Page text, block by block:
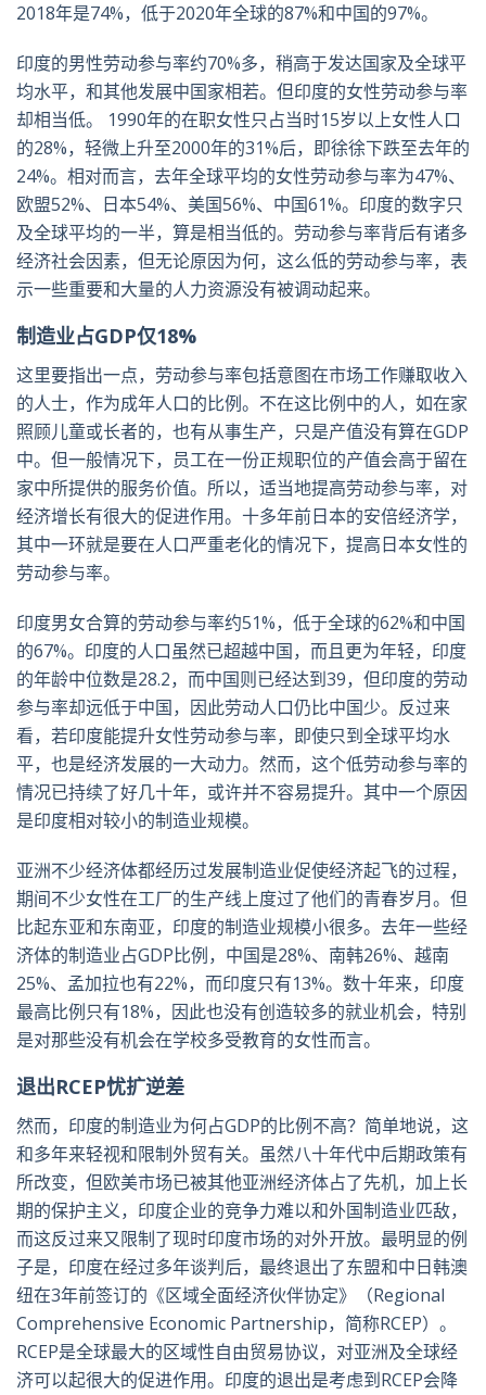
2018年是74%，低于2020年全球的87%和中国的97%。
印度的男性劳动参与率约70%多，稍高于发达国家及全球平
均水平，和其他发展中国家相若。但印度的女性劳动参与率
却相当低。 1990年的在职女性只占当时15岁以上女性人口
的28%，轻微上升至2000年的31%后，即徐徐下跌至去年的
24%。相对而言，去年全球平均的女性劳动参与率为47%、
欧盟52%、日本54%、美国56%、中国61%。印度的数字只
及全球平均的一半，算是相当低的。劳动参与率背后有诸多
经济社会因素，但无论原因为何，这么低的劳动参与率，表
示一些重要和大量的人力资源没有被调动起来。
制造业占GDP仅18%
这里要指出一点，劳动参与率包括意图在市场工作赚取收入
的人士，作为成年人口的比例。不在这比例中的人，如在家
照顾儿童或长者的，也有从事生产，只是产值没有算在GDP
中。但一般情况下，员工在一份正规职位的产值会高于留在
家中所提供的服务价值。所以，适当地提高劳动参与率，对
经济增长有很大的促进作用。十多年前日本的安倍经济学，
其中一环就是要在人口严重老化的情况下，提高日本女性的
劳动参与率。
印度男女合算的劳动参与率约51%，低于全球的62%和中国
的67%。印度的人口虽然已超越中国，而且更为年轻，印度
的年龄中位数是28.2，而中国则已经达到39，但印度的劳动
参与率却远低于中国，因此劳动人口仍比中国少。反过来
看，若印度能提升女性劳动参与率，即使只到全球平均水
平，也是经济发展的一大动力。然而，这个低劳动参与率的
情况已持续了好几十年，或许并不容易提升。其中一个原因
是印度相对较小的制造业规模。
亚洲不少经济体都经历过发展制造业促使经济起飞的过程，
期间不少女性在工厂的生产线上度过了他们的青春岁月。但
比起东亚和东南亚，印度的制造业规模小很多。去年一些经
济体的制造业占GDP比例，中国是28%、南韩26%、越南
25%、孟加拉也有22%，而印度只有13%。数十年来，印度
最高比例只有18%，因此也没有创造较多的就业机会，特别
是对那些没有机会在学校多受教育的女性而言。
退出RCEP忧扩逆差
然而，印度的制造业为何占GDP的比例不高？简单地说，这
和多年来轻视和限制外贸有关。虽然八十年代中后期政策有
所改变，但欧美市场已被其他亚洲经济体占了先机，加上长
期的保护主义，印度企业的竞争力难以和外国制造业匹敌，
而这反过来又限制了现时印度市场的对外开放。最明显的例
子是，印度在经过多年谈判后，最终退出了东盟和中日韩澳
纽在3年前签订的《区域全面经济伙伴协定》（Regional
Comprehensive Economic Partnership，简称RCEP）。
RCEP是全球最大的区域性自由贸易协议，对亚洲及全球经
济可以起很大的促进作用。印度的退出是考虑到RCEP会降